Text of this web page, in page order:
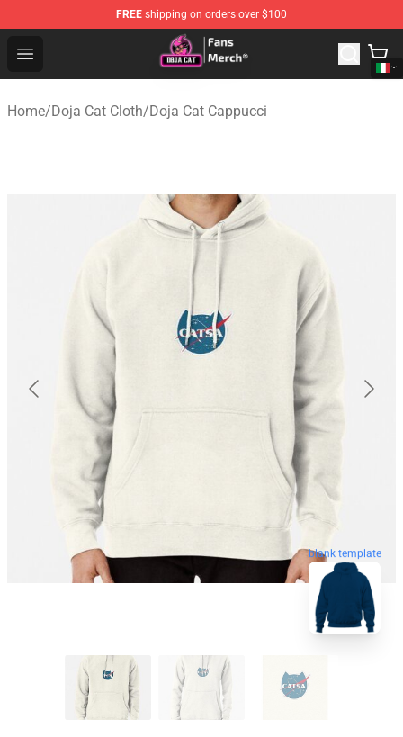
FREE shipping on orders over $100
Open menu
Doja Cat Store - Official Doja Cat Merchandise Shop
Home/Doja Cat Cloth/Doja Cat Cappucci
blank template